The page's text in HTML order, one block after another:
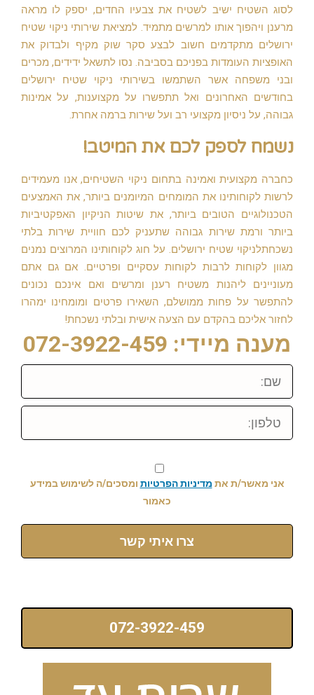
לסוג השטיח ישיב לשטיח את צבעיו החדים, יספק לו מראה
מרענן ויהפוך אותו למרשים מתמיד. למציאת שירותי ניקוי שטיח
ירושלים מתקדמים חשוב לבצע סקר שוק מקיף ולבדוק את
האופציות העומדות בפניכם בסביבה. נסו לתשאל ידידים, מכרים
ובני משפחה אשר השתמשו בשירותי ניקוי שטיח ירושלים
בחודשים האחרונים ואל תתפשרו על מקצוענות, על אמינות
גבוהה, על ניסיון מקצועי רב ועל שירות ברמה אחרת.
נשמח לספק לכם את המיטב!
כחברה מקצועית ואמינה בתחום ניקוי השטיחים, אנו מעמידים
לרשות לקוחותינו את המומחים המיומנים ביותר, את האמצעים
הטכנולוגיים הטובים ביותר, את שיטות הניקיון האפקטיביות
ביותר ורמת שירות גבוהה שתעניק לכם חוויית שירות בלתי
נשכחתלניקוי שטיח ירושלים. על חוג לקוחותינו המרוצים נמנים
מגוון לקוחות לרבות לקוחות עסקיים ופרטיים. אם גם אתם
מעוניינים ליהנות משטיח רענן ומרשים ואם אינכם נכונים
להתפשר על פחות ממושלם, השאירו פרטים ומומחינו ימהרו
לחזור אליכם בהקדם עם הצעה אישית ובלתי נשכחת!
מענה מיידי: 072-3922-459
שם:
טלפון:
אני מאשר/ת את מדיניות הפרטיות ומסכים/ה לשימוש במידע
כאמור
צרו איתי קשר
072-3922-459